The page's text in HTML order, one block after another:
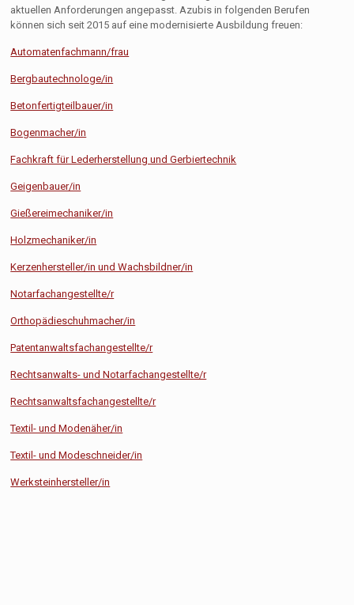
aktuellen Anforderungen angepasst. Azubis in folgenden Berufen
können sich seit 2015 auf eine modernisierte Ausbildung freuen:
Automatenfachmann/frau
Bergbautechnologe/in
Betonfertigteilbauer/in
Bogenmacher/in
Fachkraft für Lederherstellung und Gerbiertechnik
Geigenbauer/in
Gießereimechaniker/in
Holzmechaniker/in
Kerzenhersteller/in und Wachsbildner/in
Notarfachangestellte/r
Orthopädieschuhmacher/in
Patentanwaltsfachangestellte/r
Rechtsanwalts- und Notarfachangestellte/r
Rechtsanwaltsfachangestellte/r
Textil- und Modenäher/in
Textil- und Modeschneider/in
Werksteinhersteller/in